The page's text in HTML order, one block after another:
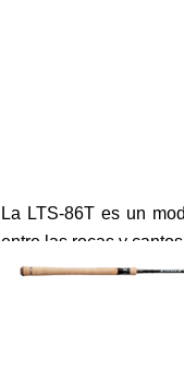
La LTS-86T es un
entre las rocas y